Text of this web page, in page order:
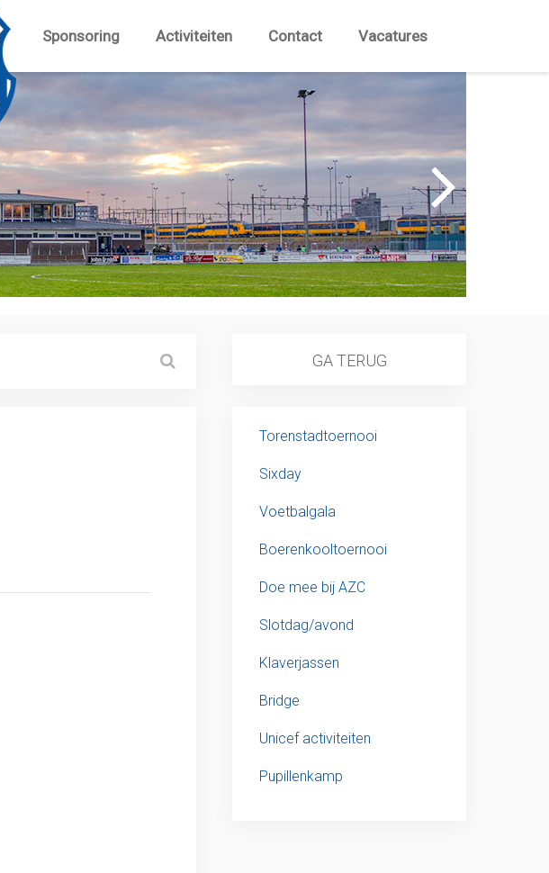
Sponsoring Activiteiten Contact Vacatures
GA TERUG
Torenstadtoernooi
Sixday
Voetbalgala
Boerenkooltoernooi
Doe mee bij AZC
Slotdag/avond
Klaverjassen
Bridge
Unicef activiteiten
Pupillenkamp